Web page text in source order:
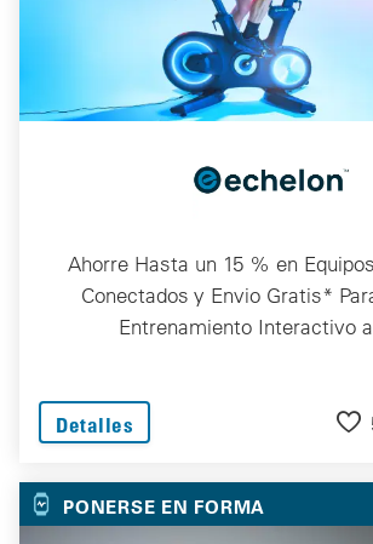
Ahorre Hasta un 15 % en
Conectados y Envio Gratis*
Entrenamiento Interactivo
Detalles
PONERSE EN FORMA